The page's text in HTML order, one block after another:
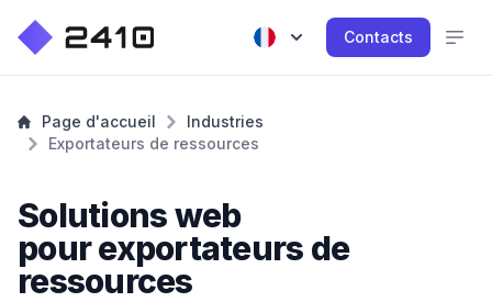
Contacts
Page d'accueil
Industries
Exportateurs de ressources
Solutions web
pour exportateurs de
ressources